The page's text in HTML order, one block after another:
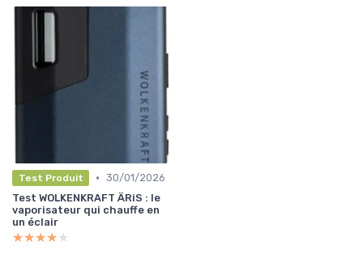
Test Produit • 30/01/2026
Test WOLKENKRAFT ÄRiS : le
vaporisateur qui chauffe en
un éclair
★★★★★
★★★★★